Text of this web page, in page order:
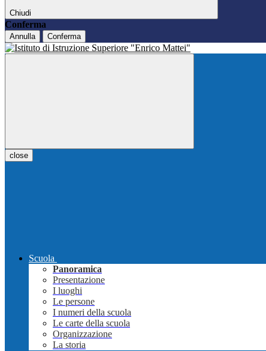
Chiudi
Conferma
Annulla Conferma
close
Scuola
Panoramica
Presentazione
I luoghi
Le persone
I numeri della scuola
Le carte della scuola
Organizzazione
La storia